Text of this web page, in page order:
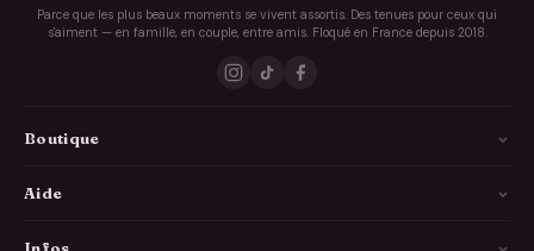
Parce que les plus beaux moments se vivent assortis. Des tenues pour ceux qui
s'aiment — en famille, en couple, entre amis. Floqué en France depuis 2018.
Boutique
Aide